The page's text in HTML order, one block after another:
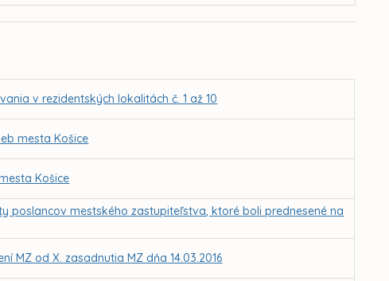
v rezidentských lokalitách č. 1 až 10
mesta Košice
Košice
poslancov mestského zastupiteľstva, ktoré boli prednesené na
MZ od X. zasadnutia MZ dňa 14.03.2016